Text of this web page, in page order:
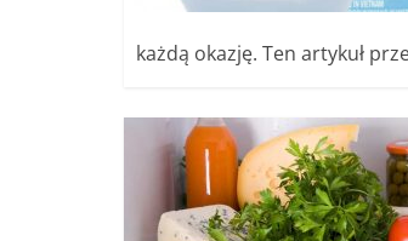
każdy
każdą okazję. Ten artykuł